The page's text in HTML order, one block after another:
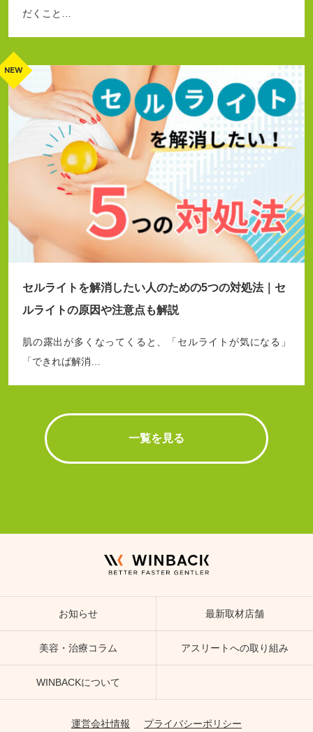
だくこと…
セルライトを解消したい人のための5つの対処法｜セ
ルライトの原因や注意点も解説
肌の露出が多くなってくると、「セルライトが気になる」
「できれば解消…
一覧を見る
お知らせ 最新取材店舗
美容・治療コラム アスリートへの取り組み
WINBACKについて
運営会社情報 プライバシーポリシー